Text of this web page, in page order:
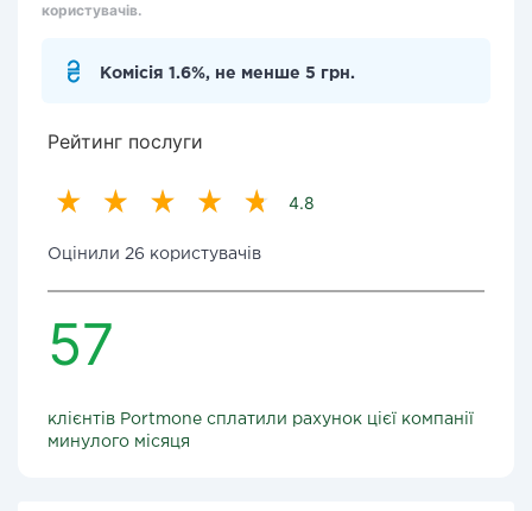
користувачів.
Комісія 1.6%, не менше 5 грн.
Рейтинг послуги
4.8
Оцінили 26 користувачів
57
клієнтів Portmone сплатили рахунок цієї компанії
минулого місяця